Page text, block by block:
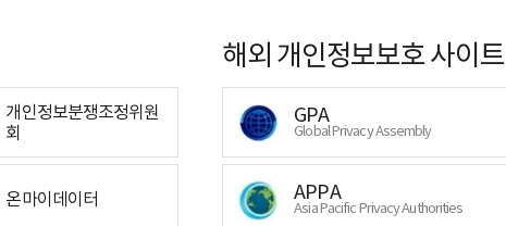
개인정보분쟁조정위원
회
온마이데이터
해외 개인정보보호 사이트
GPA
Global Privacy Assembly
APPA
Asia Pacific Privacy Authorities